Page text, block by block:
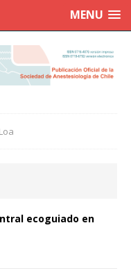
MENU
ecoguiado en